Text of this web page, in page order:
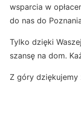
wsparcia w
do nas do
Tylko dzięki
szansę na dom.
Z góry